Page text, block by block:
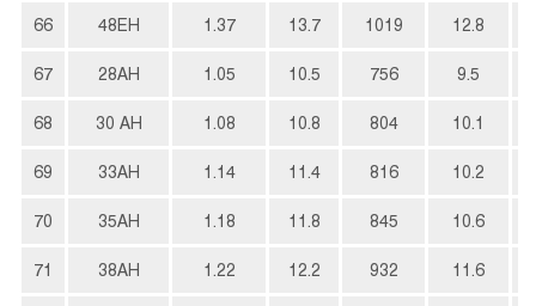
66 48EH 1.37 13.7 1019 12.8
67 28AH 1.05 10.5 756 9.5
68 30 AH 1.08 10.8 804 10.1
69 33AH 1.14 11.4 816 10.2
70 35AH 1.18 11.8 845 10.6
71 38AH 1.22 12.2 932 11.6